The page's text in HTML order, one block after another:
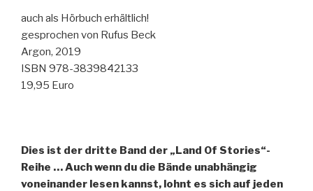
auch als Hörbuch erhältlich!
gesprochen von Rufus Beck
Argon, 2019
ISBN 978-3839842133
19,95 Euro
Dies ist der dritte Band der „Land Of Stories“-
Reihe … Auch wenn du die Bände unabhängig
voneinander lesen kannst, lohnt es sich auf jeden